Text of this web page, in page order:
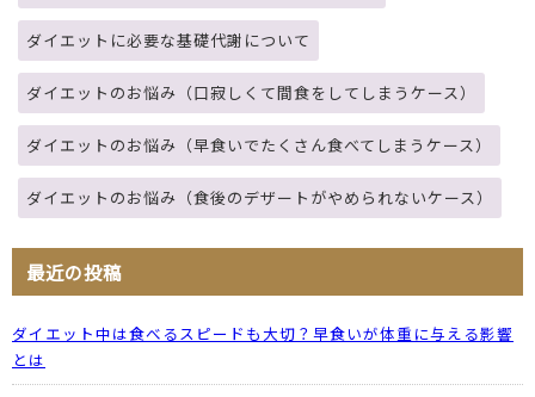
ダイエットに必要な基礎代謝について
ダイエットのお悩み（口寂しくて間食をしてしまうケース）
ダイエットのお悩み（早食いでたくさん食べてしまうケース）
ダイエットのお悩み（食後のデザートがやめられないケース）
最近の投稿
ダイエット中は食べるスピードも大切？早食いが体重に与える影響
とは